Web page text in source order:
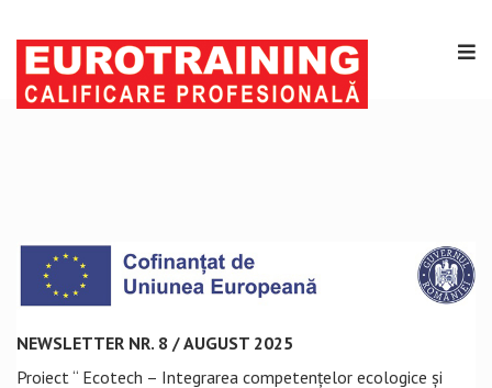
NEWSLETTER NR. 8 / AUGUST 2025
Proiect “ Ecotech – Integrarea competențelor ecologice și